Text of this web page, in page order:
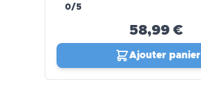
0/5
58,99 €
Ajouter panier